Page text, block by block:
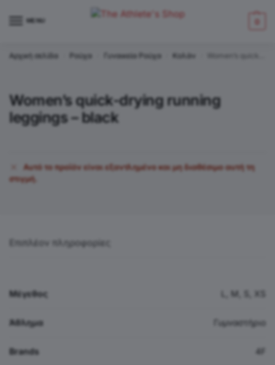
MENU
Αρχική σελίδα Ρούχα Γυναικεία Ρούχα Κολάν
Women’s quick-drying running
leggings – black
Αυτό το προϊόν είναι εξαντλημένο και μη διαθέσιμο αυτή τη
στιγμή.
Επιπλέον πληροφορίες
Μέγεθος L, M, S, XS
Άθλημα Γυμναστήριο
Brands 4F